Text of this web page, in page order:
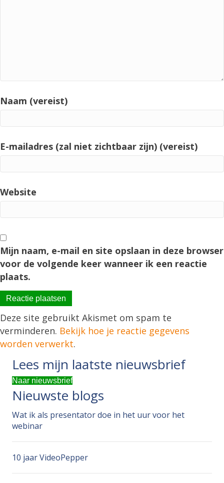
Naam (vereist)
E-mailadres (zal niet zichtbaar zijn) (vereist)
Website
Mijn naam, e-mail en site opslaan in deze browser
voor de volgende keer wanneer ik een reactie
plaats.
Deze site gebruikt Akismet om spam te
verminderen. Bekijk hoe je reactie gegevens
worden verwerkt.
Lees mijn laatste nieuwsbrief
Naar nieuwsbrief
Nieuwste blogs
Wat ik als presentator doe in het uur voor het
webinar
10 jaar VideoPepper